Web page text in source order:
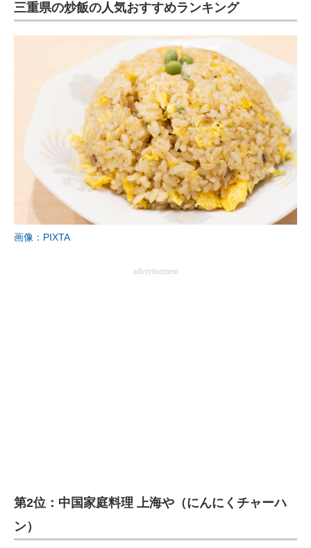
三重県の炒飯の人気おすすめランキング
画像：PIXTA
advertisement
第2位：中国家庭料理 上海や（にんにくチャーハ
ン）